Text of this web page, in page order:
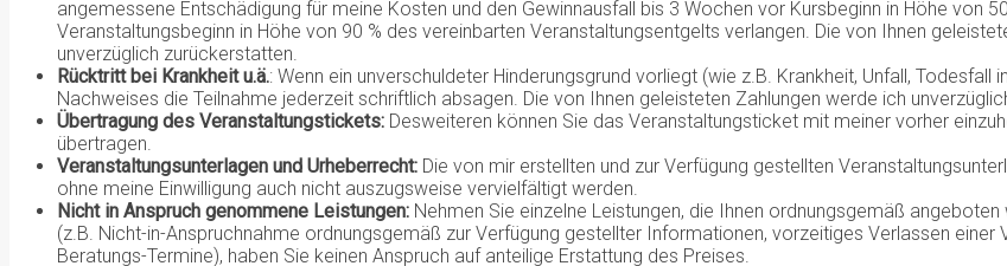
angemessene Entschädigung für meine Kosten und den Gewinnausfall bis 3 Wochen vor Kursbeginn in Höhe von
Veranstaltungsbeginn in Höhe von 90 % des vereinbarten Veranstaltungsentgelts verlangen. Die von Ihnen
unverzüglich zurückerstatten.
Rücktritt bei Krankheit u.ä.: Wenn ein unverschuldeter Hinderungsgrund vorliegt (wie z.B. Krankheit, Unfall,
Nachweises die Teilnahme jederzeit schriftlich absagen. Die von Ihnen geleisteten Zahlungen werde ich
Übertragung des Veranstaltungstickets: Desweiteren können Sie das Veranstaltungsticket mit meiner vorher
übertragen.
Veranstaltungsunterlagen und Urheberrecht: Die von mir erstellten und zur Verfügung gestellten
ohne meine Einwilligung auch nicht auszugsweise vervielfältigt werden.
Nicht in Anspruch genommene Leistungen: Nehmen Sie einzelne Leistungen, die Ihnen ordnungsgemäß
(z.B. Nicht-in-Anspruchnahme ordnungsgemäß zur Verfügung gestellter Informationen, vorzeitiges Verlassen
Beratungs-Termine), haben Sie keinen Anspruch auf anteilige Erstattung des Preises.